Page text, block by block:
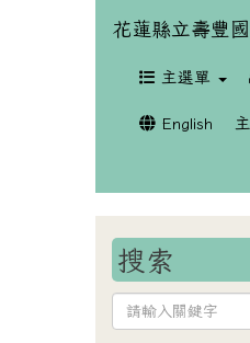
花蓮縣立壽豐
主選單
English
搜索